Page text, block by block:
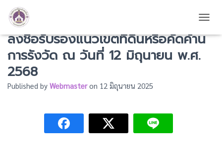
การแจ้งผู้มีสิทธิในที่ดินข้างเคียงให้มา
ลงชื่อรับรองแนวเขตที่ดินหรือคัดค้าน
การรังวัด ณ วันที่ 12 มิถุนายน พ.ศ.
2568
Published by Webmasteron 12 มิถุนายน 2025